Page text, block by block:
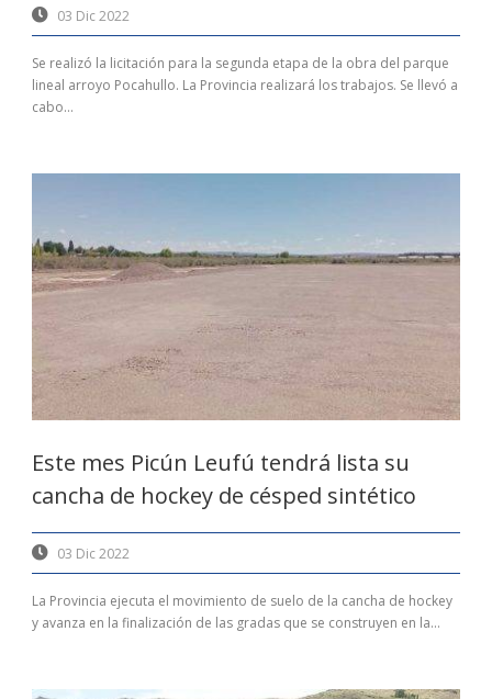
03 Dic 2022
Se realizó la licitación para la segunda etapa de la obra del parque
lineal arroyo Pocahullo. La Provincia realizará los trabajos. Se llevó a
cabo...
Este mes Picún Leufú tendrá lista su
cancha de hockey de césped sintético
03 Dic 2022
La Provincia ejecuta el movimiento de suelo de la cancha de hockey
y avanza en la finalización de las gradas que se construyen en la...